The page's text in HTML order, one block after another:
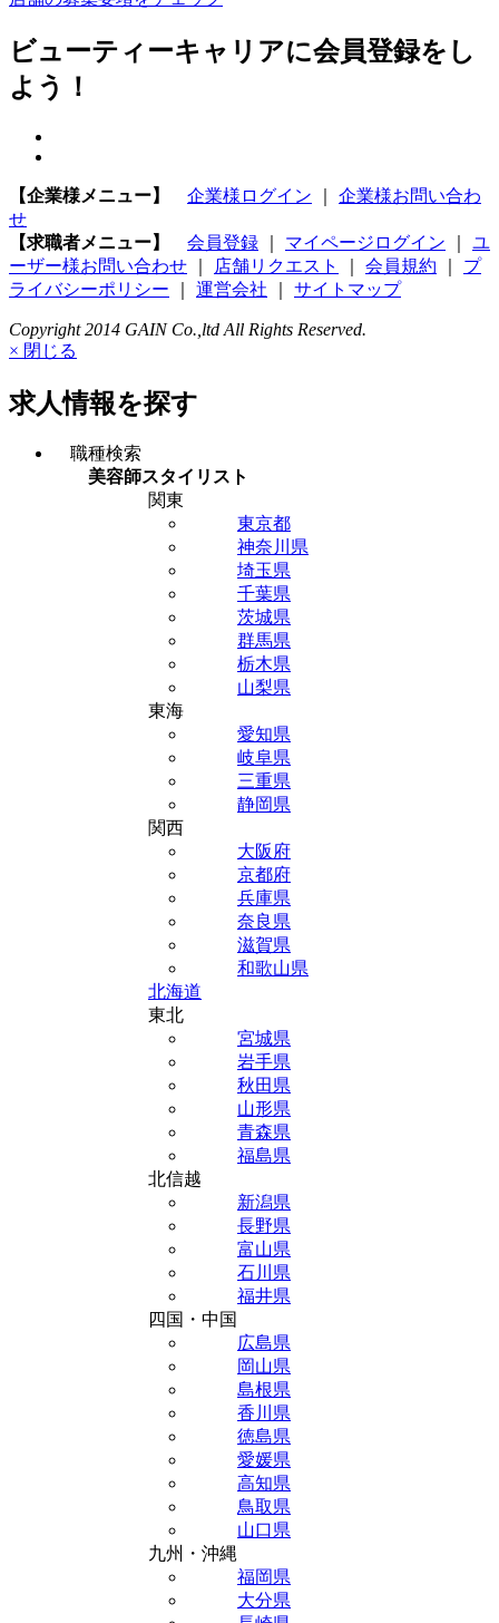
ビューティーキャリアに会員登録をし
よう！
【企業様メニュー】 企業様ログイン
企業様お問い合わ
せ
【求職者メニュー】
会員登録 マイページログイン
ユ
ーザー様お問い合わせ
店舗リクエスト 会員規約
プ
ライバシーポリシー
運営会社 サイトマップ
Copyright 2014 GAIN Co.,ltd All Rights Reserved.
× 閉じる
求人情報を探す
職種検索
美容師スタイリスト
関東
東京都
神奈川県
埼玉県
千葉県
茨城県
群馬県
栃木県
山梨県
東海
愛知県
岐阜県
三重県
静岡県
関西
大阪府
京都府
兵庫県
奈良県
滋賀県
和歌山県
北海道
東北
宮城県
岩手県
秋田県
山形県
青森県
福島県
北信越
新潟県
長野県
富山県
石川県
福井県
四国・中国
広島県
岡山県
島根県
香川県
徳島県
愛媛県
高知県
鳥取県
山口県
九州・沖縄
福岡県
大分県